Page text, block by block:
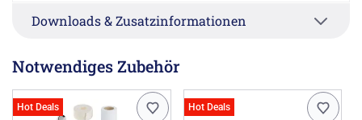
Downloads & Zusatzinformationen
Notwendiges Zubehör
Hot Deals Hot Deals